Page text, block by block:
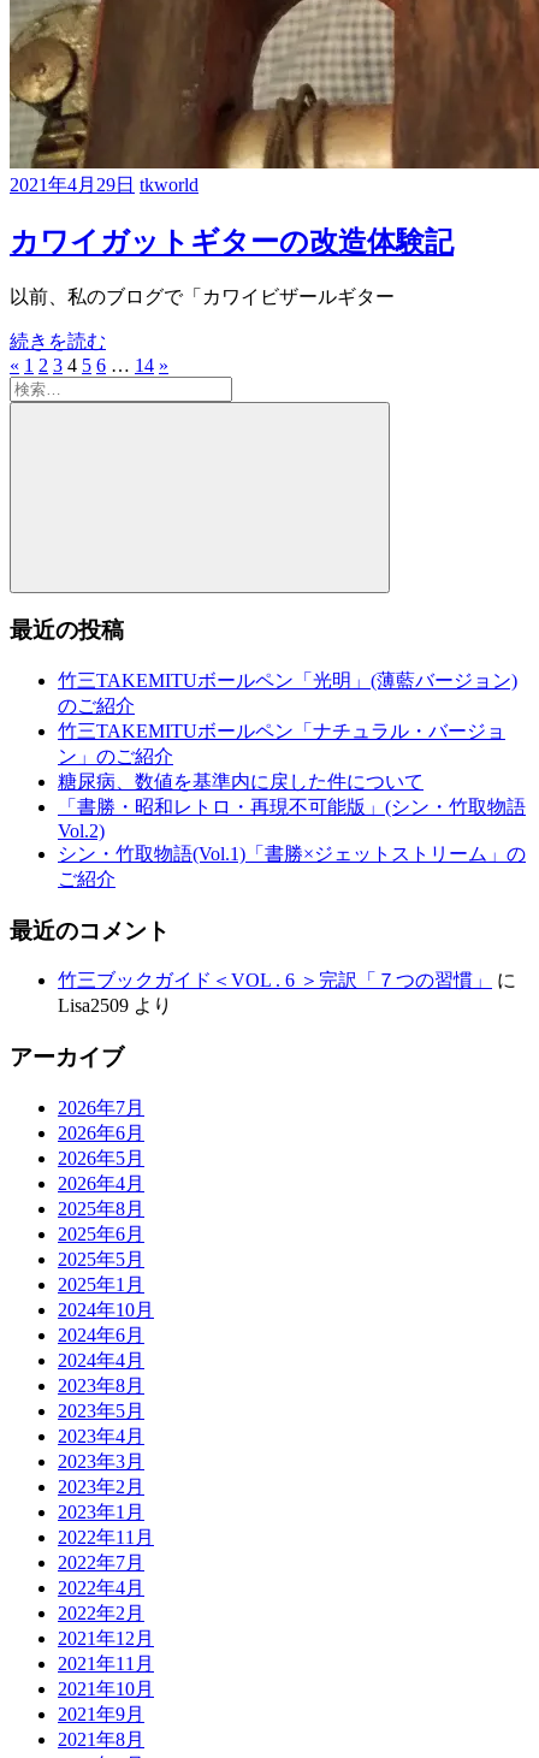
2021年4月29日 tkworld
カワイガットギターの改造体験記
以前、私のブログで「カワイビザールギター
続きを読む
投
稿
送
り
« 前
の
1 2 3 4 5 6 … 14 次
»
検
索:
検
最近の投稿
竹三TAKEMITUボールペン「光明」(薄藍バージョン)
のご紹介
竹三TAKEMITUボールペン「ナチュラル・バージョ
ン」のご紹介
糖尿病、数値を基準内に戻した件について
「書勝・昭和レトロ・再現不可能版」(シン・竹取物語
Vol.2)
シン・竹取物語(Vol.1)「書勝×ジェットストリーム」の
ご紹介
最近のコメント
竹三ブックガイド＜VOL . 6 ＞完訳「７つの習慣」
に
Lisa2509 より
アーカイブ
2026年7月
2026年6月
2026年5月
2026年4月
2025年8月
2025年6月
2025年5月
2025年1月
2024年10月
2024年6月
2024年4月
2023年8月
2023年5月
2023年4月
2023年3月
2023年2月
2023年1月
2022年11月
2022年7月
2022年4月
2022年2月
2021年12月
2021年11月
2021年10月
2021年9月
2021年8月